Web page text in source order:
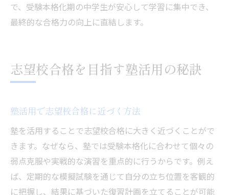
で、受験本格化期の中学生が安心して学習に集中でき、
最終的な合格力の向上に直結します。
志望校合格を目指す塾活用の秘訣
塾活用で志望校合格に近づく方法
塾を活用することで志望校合格に大きく近づくことがで
きます。なぜなら、塾では受験本格化に合わせて個々の
弱点克服や実戦的な演習を重点的に行うからです。例え
ば、定期的な模擬試験を通じて自分の立ち位置を客観的
に把握し、結果に基づいた復習計画を立てることが可能